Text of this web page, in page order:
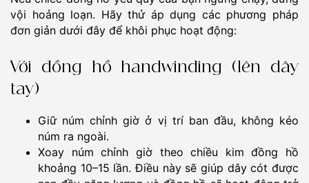
vội hoảng loạn. Hãy thử áp dụng các phương pháp
đơn giản dưới đây để khôi phục hoạt động:
Với đồng hồ handwinding (lên dây
tay)
Giữ núm chỉnh giờ ở vị trí ban đầu, không kéo
núm ra ngoài.
Xoay núm chỉnh giờ theo chiều kim đồng hồ
khoảng 10–15 lần. Điều này sẽ giúp dây cót được